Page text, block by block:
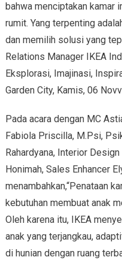
bahwa menciptakan kamar
rumit. Yang terpenting
dan memilih solusi yang
Relations Manager IKEA
Eksplorasi, Imajinasi,
Garden City, Kamis, 06
Pada acara dengan MC
Fabiola Priscilla, M.Psi,
Rahardyana, Interior
Honimah, Sales Enhancer
menambahkan,“Penataan
kebutuhan membuat anak
Oleh karena itu, IKEA
anak yang terjangkau,
di hunian dengan ruang